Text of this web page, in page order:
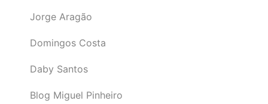
Jorge Aragão
Domingos Costa
Daby Santos
Blog Miguel Pinheiro